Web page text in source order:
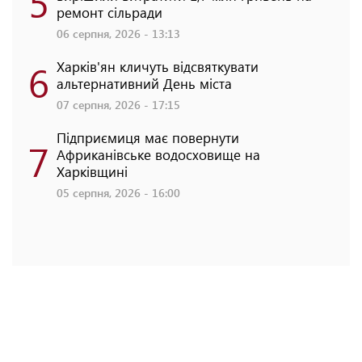
ремонт сільради
06 серпня, 2026 - 13:13
6 Харків'ян кличуть відсвяткувати
альтернативний День міста
07 серпня, 2026 - 17:15
7 Підприємиця має повернути
Африканівське водосховище на
Харківщині
05 серпня, 2026 - 16:00